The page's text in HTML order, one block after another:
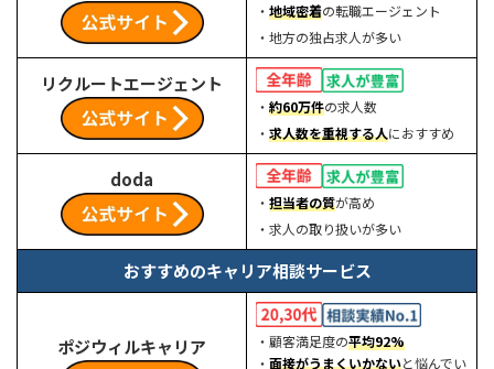
・ 地域密着の転職エージェント
・地方の独占求人が多い
リクルートエージェント
・ 約60万件の求人数
・ 求人数を重視する人におすすめ
doda
・ 担当者の質が高め
・求人の取り扱いが多い
おすすめのキャリア相談サービス
ポジウィルキャリア ・顧客満足度の平均92%
・ 面接がうまくいかないと悩んでい